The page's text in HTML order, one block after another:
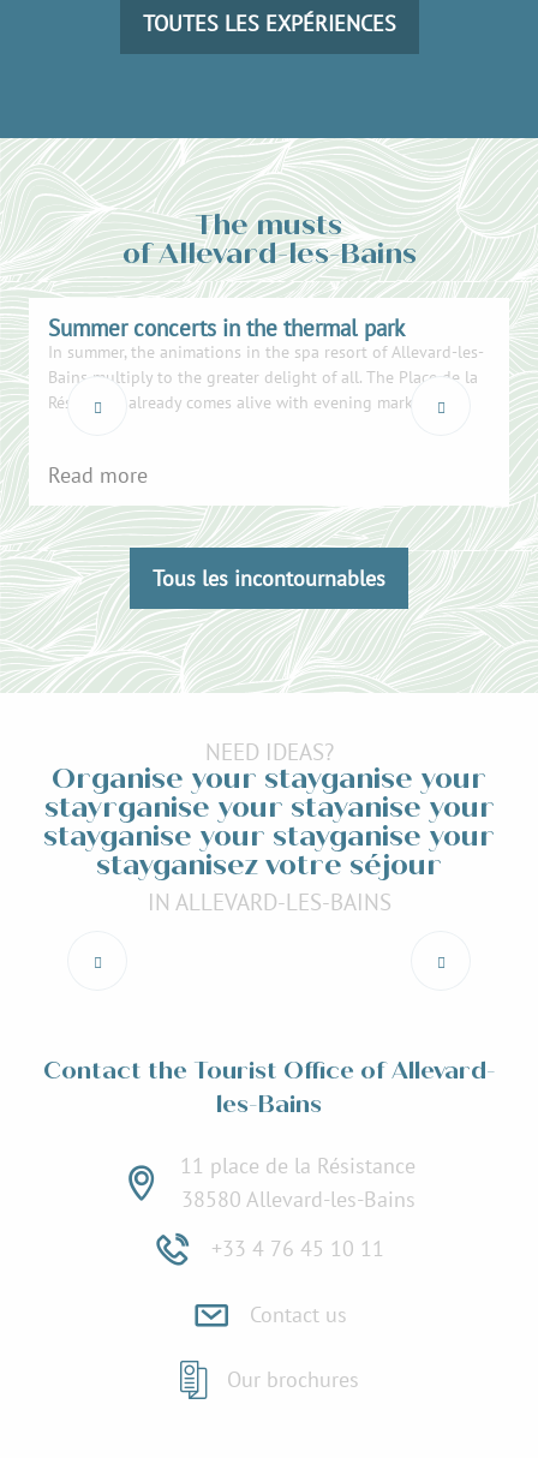
TOUTES LES EXPÉRIENCES
The musts
of Allevard-les-Bains
Summer concerts in the thermal park
In summer, the animations in the spa resort of Allevard-les-
Bains multiply to the greater delight of all. The Place de la
Résistance already comes alive with evening markets,...
Read more
Tous les incontournables
NEED IDEAS?
Organise your stayganise your
stayrganise your stayanise your
stayganise your stayganise your
stayganisez votre séjour
IN ALLEVARD-LES-BAINS
Contact the Tourist Office of Allevard-
les-Bains
11 place de la Résistance
38580 Allevard-les-Bains
+33 4 76 45 10 11
Contact us
Our brochures